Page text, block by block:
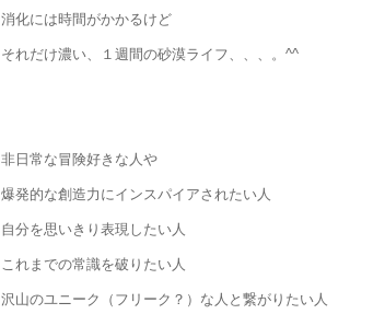
消化には時間がかかるけど
それだけ濃い、１週間の砂漠ライフ、、、。^^
非日常な冒険好きな人や
爆発的な創造力にインスパイアされたい人
自分を思いきり表現したい人
これまでの常識を破りたい人
沢山のユニーク（フリーク？）な人と繋がりたい人